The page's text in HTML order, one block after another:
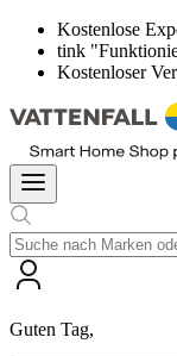
Kostenlose
tink
Kostenloser
Guten Tag,